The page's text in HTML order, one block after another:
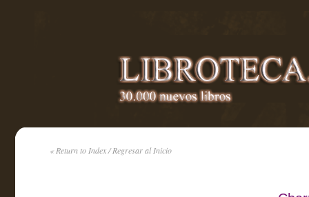
« Return to Index / Regresar al Inicio